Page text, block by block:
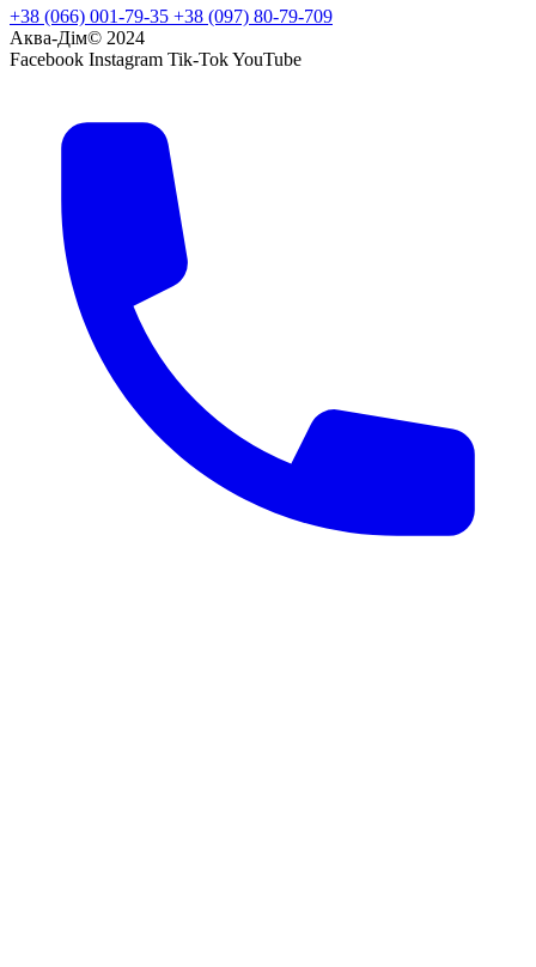
+38 (066) 001-79-35 +38 (097) 80-79-709
Аква-Дім© 2024
Facebook Instagram Tik-TokYouTube